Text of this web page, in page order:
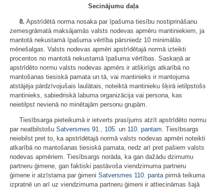
Secinājumu daļa
8. Apstrīdētā norma nosaka par īpašuma tiesību nostiprināšanu
zemesgrāmatā maksājamās valsts nodevas apmēru mantiniekiem, ja
mantotā nekustamā īpašuma vērtība pārsniedz 10 minimālās
mēnešalgas. Valsts nodevas apmēri apstrīdētajā normā izteikti
procentos no mantotā nekustamā īpašuma vērtības. Saskaņā ar
apstrīdēto normu valsts nodevas apmērs ir atšķirīgs atkarībā no
mantošanas tiesiskā pamata un tā, vai mantinieks ir mantojuma
atstājēja pārdzīvojušais laulātais, noteiktā mantinieku šķirā ietilpstošs
mantinieks, sabiedriskā labuma organizācija vai persona, kas
neietilpst nevienā no minētajām personu grupām.
Tiesībsarga pieteikumā ir ietverts prasījums atzīt apstrīdēto normu
par neatbilstošu Satversmes 91., 105. un 110. pantam. Tiesībsargs
neiebilst pret to, ka apstrīdētajā normā valsts nodevas apmēri noteikti
atkarībā no mantošanas tiesiskā pamata, nedz arī pret pašiem valsts
nodevas apmēriem. Tiesībsargs norāda, ka gan dažādu dzimumu
partneru ģimene, gan faktiski pastāvoša viendzimuma partneru
ģimene ir atzīstama par ģimeni Satversmes 110. pantapirmā teikuma
izpratnē un arī uz viendzimuma partneru ģimeni ir attiecināmas šajā